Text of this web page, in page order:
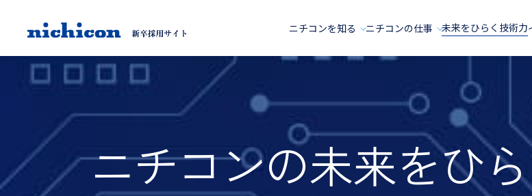
ニチコンを知る ニチコンの仕事 未来をひらく技術力
ニチコンの未来をひ